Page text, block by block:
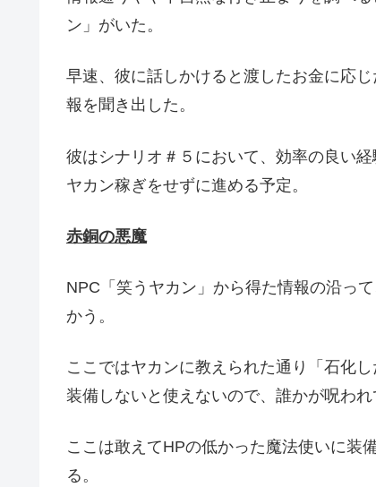
ン」がいた。
早速、彼に話しかけると渡したお金に応
報を聞き出した。
彼はシナリオ＃５において、効率の良い
ヤカン稼ぎをせずに進める予定。
赤銅の悪魔
NPC「笑うヤカン」から得た情報の沿っ
かう。
ここではヤカンに教えられた通り「石化
装備しないと使えないので、誰かが呪わ
ここは敢えてHPの低かった魔法使いに装
る。